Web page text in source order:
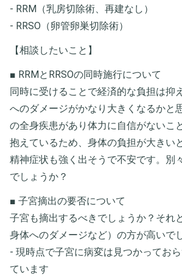
- RRM（乳房切除術、再建なし）
- RRSO（卵管卵巣切除術）
【相談したいこと】
■ RRMとRRSOの同時施行について
同時に受けることで経済的な負担は抑
へのダメージがかなり大きくなるかと
の全身疾患があり体力に自信がないこ
抱えているため、身体の負担が大きい
精神症状も強く出そうで不安です。別
でしょうか？
■ 子宮摘出の要否について
子宮も摘出するべきでしょうか？それ
身体へのダメージなど）の方が高いで
- 現時点で子宮に病変は見つかってお
ています